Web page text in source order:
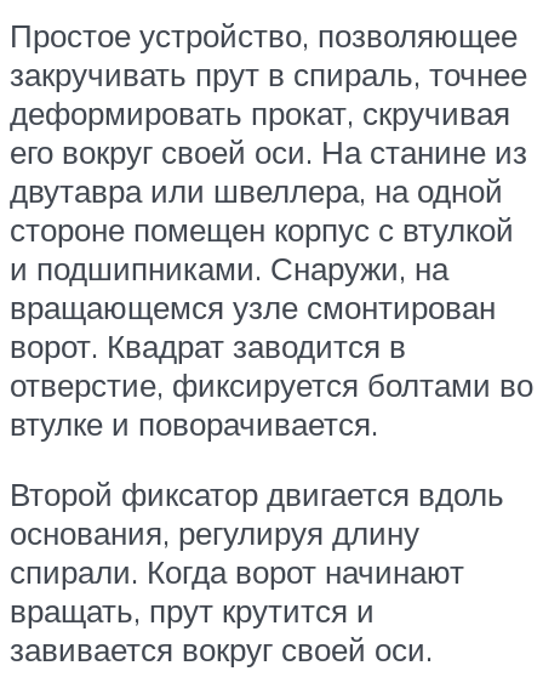
Простое устройство, позволяющее
закручивать прут в спираль, точнее
деформировать прокат, скручивая
его вокруг своей оси. На станине из
двутавра или швеллера, на одной
стороне помещен корпус с втулкой
и подшипниками. Снаружи, на
вращающемся узле смонтирован
ворот. Квадрат заводится в
отверстие, фиксируется болтами во
втулке и поворачивается.
Второй фиксатор двигается вдоль
основания, регулируя длину
спирали. Когда ворот начинают
вращать, прут крутится и
завивается вокруг своей оси.